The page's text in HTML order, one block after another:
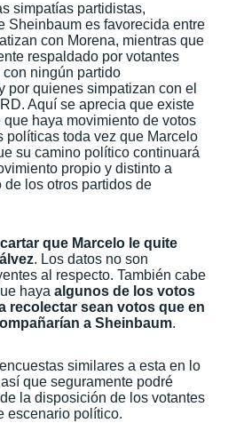
simpatías partidistas,
Sheinbaum es favorecida entre
con Morena, mientras que
respaldado por votantes
ningún partido
por quienes simpatizan con el
Aquí se aprecia que existe
haya movimiento de votos
políticas toda vez que Marcelo
su camino político continuará
propio y distinto a
de los otros partidos de
que Marcelo le quite
. Los datos no son
al respecto. También cabe
haya algunos de los votos
recolectar sean votos que en
a Sheinbaum.
similares a esta en lo
que seguramente podré
la disposición de los votantes
escenario político.